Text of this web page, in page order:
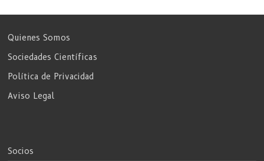
Quienes Somos
Sociedades Científicas
Política de Privacidad
Aviso Legal
Socios